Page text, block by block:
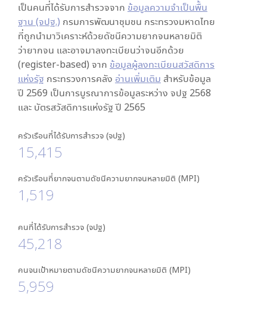
เป็นคนที่ได้รับการสำรวจจาก ข้อมูลความจำเป็นพื้น
ฐาน (จปฐ.) กรมการพัฒนาชุมชน กระทรวงมหาดไทย
ที่ถูกนำมาวิเคราะห์ด้วยดัชนีความยากจนหลายมิติ
ว่ายากจน และอาจมาลงทะเบียนว่าจนอีกด้วย
(register-based) จาก ข้อมูลผู้ลงทะเบียนสวัสดิการ
แห่งรัฐ กระทรวงการคลัง อ่านเพิ่มเติม สำหรับข้อมูล
ปี 2569 เป็นการบูรณาการข้อมูลระหว่าง จปฐ 2568
และ บัตรสวัสดิการแห่งรัฐ ปี 2565
ครัวเรือนที่ได้รับการสำรวจ (จปฐ)
15,415
ครัวเรือนที่ยากจนตามดัชนีความยากจนหลายมิติ (MPI)
1,519
คนที่ได้รับการสำรวจ (จปฐ)
45,218
คนจนเป้าหมายตามดัชนีความยากจนหลายมิติ (MPI)
5,959